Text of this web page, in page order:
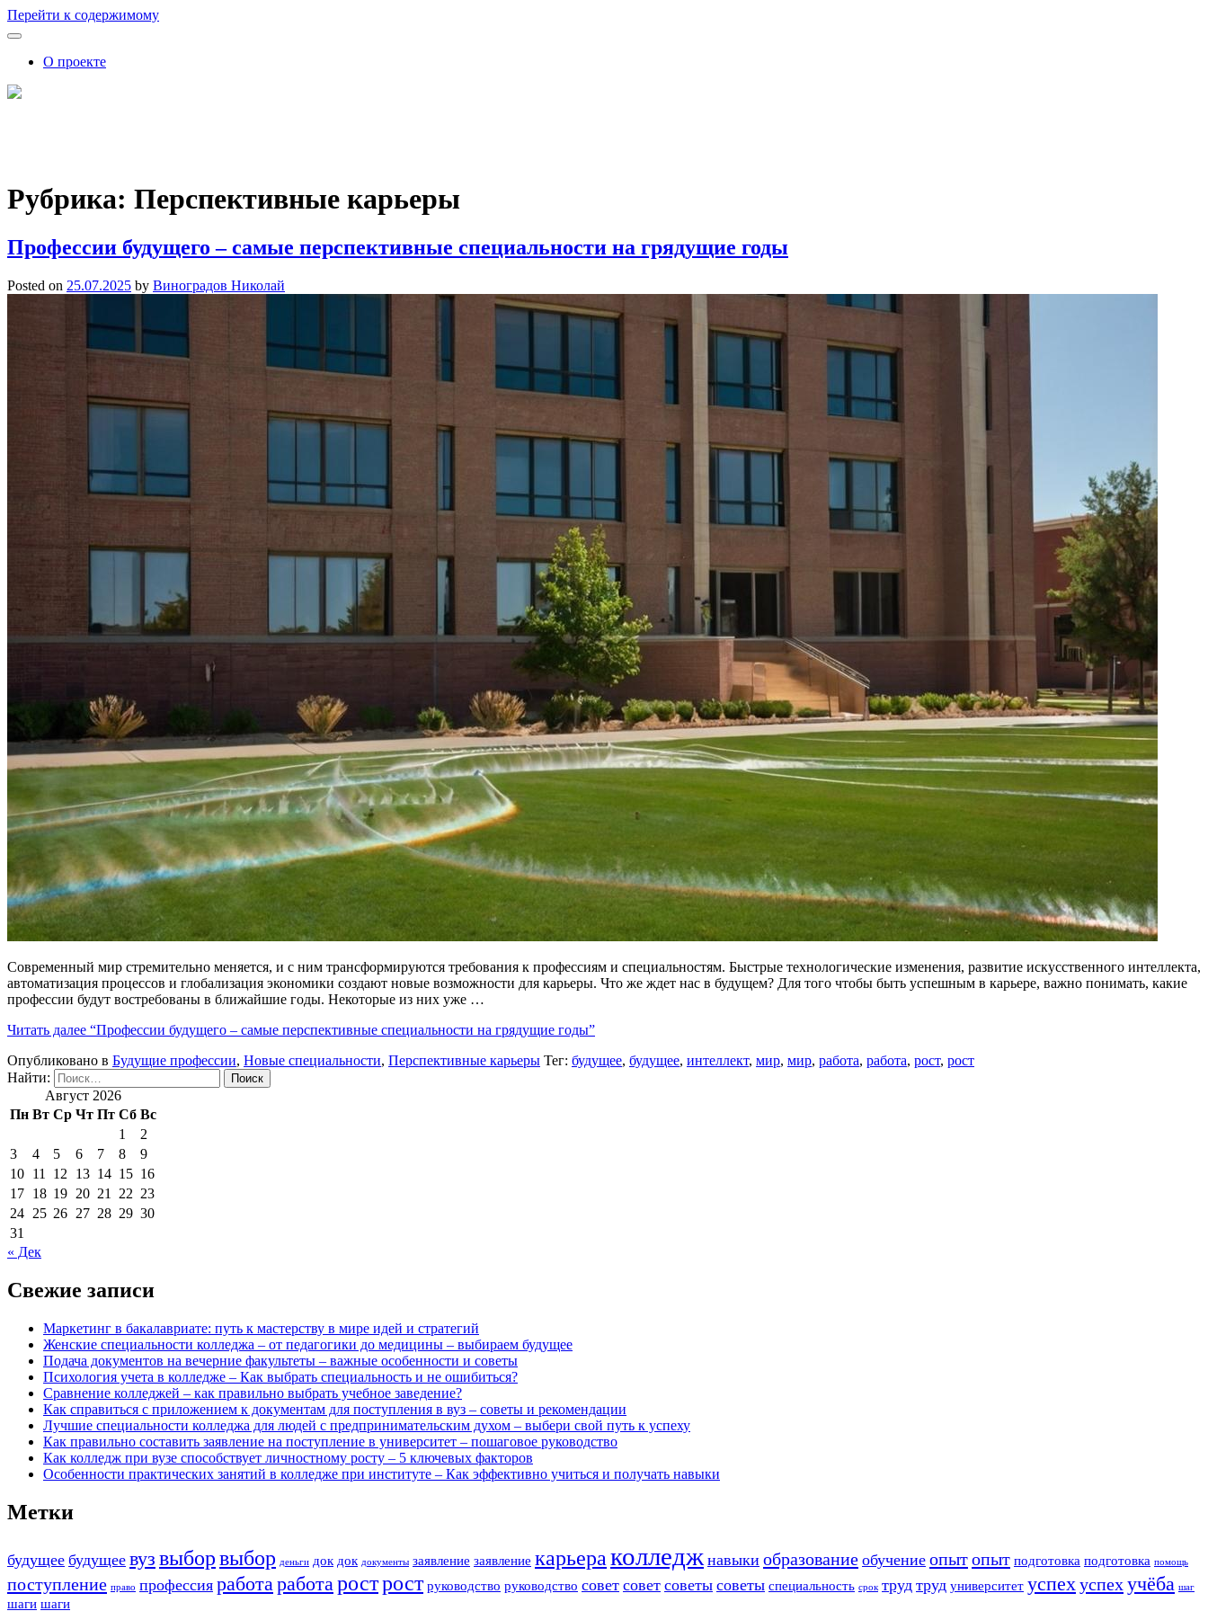
Перейти к содержимому
О проекте
Рубрика: Перспективные карьеры
Профессии будущего – самые перспективные специальности на грядущие годы
Posted on 25.07.2025 by Виноградов Николай
Современный мир стремительно меняется, и с ним трансформируются требования к профессиям и специальностям. Быстрые технологические изменения, развитие искусственного интеллекта,
автоматизация процессов и глобализация экономики создают новые возможности для карьеры. Что же ждет нас в будущем? Для того чтобы быть успешным в карьере, важно понимать, какие
профессии будут востребованы в ближайшие годы. Некоторые из них уже …
Читать далее “Профессии будущего – самые перспективные специальности на грядущие годы”
Опубликовано в Будущие профессии, Новые специальности, Перспективные карьеры Тег: будущее, будущее, интеллект, мир, мир, работа, работа, рост, рост
Найти:
Август 2026
Пн Вт Ср Чт Пт Сб Вс
1
2
3
4 5 6 7 8
9
10 11 12 13 14 15 16
17 18 19 20 21 22 23
24 25 26 27 28 29 30
31
« Дек
Свежие записи
Маркетинг в бакалавриате: путь к мастерству в мире идей и стратегий
Женские специальности колледжа – от педагогики до медицины – выбираем будущее
Подача документов на вечерние факультеты – важные особенности и советы
Психология учета в колледже – Как выбрать специальность и не ошибиться?
Сравнение колледжей – как правильно выбрать учебное заведение?
Как справиться с приложением к документам для поступления в вуз – советы и рекомендации
Лучшие специальности колледжа для людей с предпринимательским духом – выбери свой путь к успеху
Как правильно составить заявление на поступление в университет – пошаговое руководство
Как колледж при вузе способствует личностному росту – 5 ключевых факторов
Особенности практических занятий в колледже при институте – Как эффективно учиться и получать навыки
Метки
будущее будущее вуз выборвыбор деньги док док документы заявление заявление карьераколледж навыки образование обучение опытопыт подготовка подготовка помощь
поступление право профессия работаработарострост руководство руководство совет совет советы советы специальность срок труд труд университет успехуспехучёба шаг
шаги шаги